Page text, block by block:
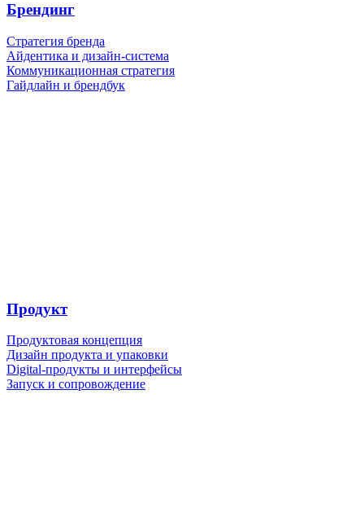
Брендинг
Стратегия бренда
Айдентика и дизайн-система
Коммуникационная стратегия
Гайдлайн и брендбук
Продукт
Продуктовая концепция
Дизайн продукта и упаковки
Digital-продукты и интерфейсы
Запуск и сопровождение